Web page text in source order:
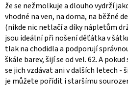
že se nežmolkuje a dlouho vydrží
vhodné na ven, na doma, na běžné
(nikde nic netlačí a díky nápletům
jsou ideální při nošení děťátka v
tlak na chodidla a podporují
škále barev, šijí se od vel. 62. A
se jich vzdávat ani v dalších letech -
je můžete pořídit i staršímu